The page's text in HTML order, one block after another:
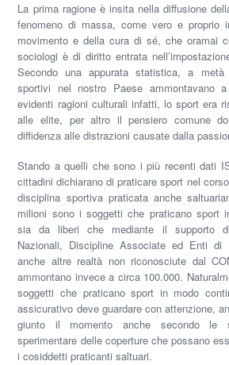
La prima ragione è insita nella diffusione
fenomeno di massa, come vero e proprio
movimento e della cura di sé, che oramai
sociologi è di diritto entrata
Secondo una appurata statistica, a
sportivi nel nostro Paese ammontavano
evidenti ragioni culturali infatti, lo sport era
alle elite, per altro il pensiero comune
diffidenza alle distrazioni causate dalla
Stando a quelli che sono i più recenti dati
cittadini dichiarano di praticare sport nel
disciplina sportiva praticata anche
milioni sono i soggetti che praticano sport
sia da liberi che mediante il supporto
Nazionali, Discipline Associate ed Enti di
anche altre realtà non riconosciute dal
ammontano invece a circa 100.000.
soggetti che praticano sport in modo
assicurativo deve guardare con attenzione,
giunto il momento anche secondo le
sperimentare delle coperture che possano
i cosiddetti praticanti saltuari.